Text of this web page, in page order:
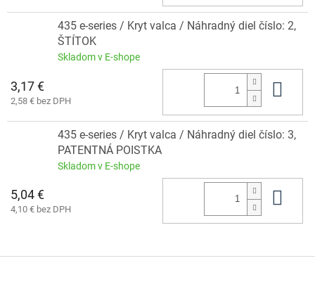
435 e-series / Kryt valca / Náhradný diel číslo: 2,
ŠTÍTOK
Skladom v E-shope
3,17 €
2,58 € bez DPH
435 e-series / Kryt valca / Náhradný diel číslo: 3,
PATENTNÁ POISTKA
Skladom v E-shope
5,04 €
4,10 € bez DPH